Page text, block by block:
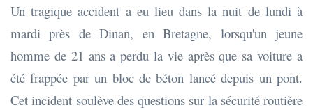
Un tragique accident a eu lieu dans la nuit de lundi à
mardi près de Dinan, en Bretagne, lorsqu'un jeune
homme de 21 ans a perdu la vie après que sa voiture a
été frappée par un bloc de béton lancé depuis un pont.
Cet incident soulève des questions sur la sécurité routière